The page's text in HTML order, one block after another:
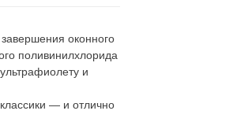
оконного
поливинилхлорида
и
— и отлично